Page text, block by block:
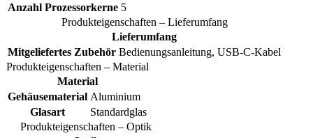
Anzahl Prozessorkerne 5
Produkteigenschaften – Lieferumfang
Lieferumfang
Mitgeliefertes Zubehör Bedienungsanleitung, USB-C-Kabel
Produkteigenschaften – Material
Material
Gehäusematerial Aluminium
Glasart
Standardglas
Produkteigenschaften – Optik